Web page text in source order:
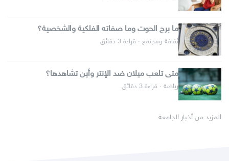
ما برج الحوت وما صفاته الفلكية والشخصية؟
ثقافة ومجتمع · قراءة 3 دقائق
متى تلعب ميلان ضد الإنتر وأين تشاهدها؟
رياضة · قراءة 3 دقائق
المزيد من أخبار الجامعة